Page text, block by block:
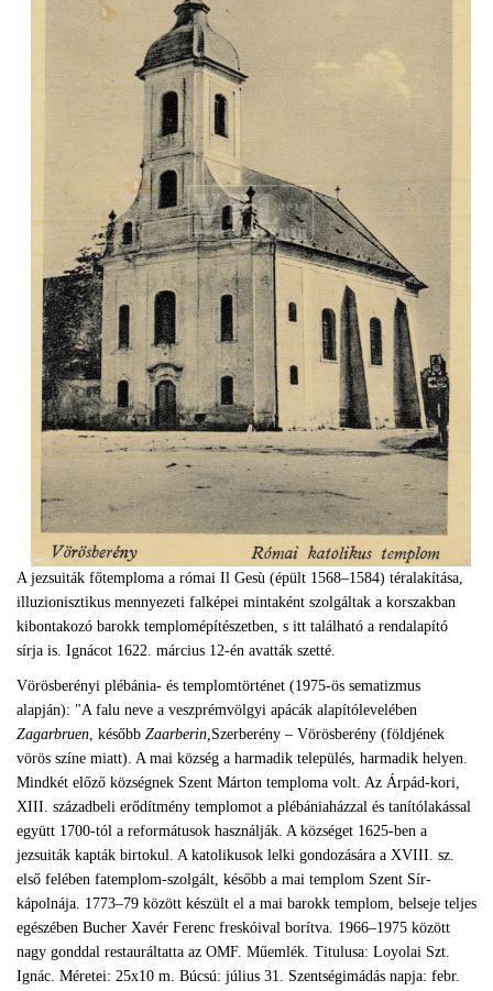
A jezsuiták főtemploma a római Il Gesù (épült 1568–1584) téralakítása,
illuzionisztikus mennyezeti falképei mintaként szolgáltak a korszakban
kibontakozó barokk templomépítészetben, s itt található a rendalapító
sírja is. Ignácot 1622. március 12-én avatták szetté.
Vörösberényi plébánia- és templomtörténet (1975-ös sematizmus
alapján): "A falu neve a veszprémvölgyi apácák alapítólevelében
Zagarbruen, később Zaarberin,Szerberény – Vörösberény (földjének
vörös színe miatt). A mai község a harmadik település, harmadik helyen.
Mindkét előző községnek Szent Márton temploma volt. Az Árpád-kori,
XIII. századbeli erődítmény templomot a plébániaházzal és tanítólakással
együtt 1700-tól a reformátusok használják. A községet 1625-ben a
jezsuiták kapták birtokul. A katolikusok lelki gondozására a XVIII. sz.
első felében fatemplom-szolgált, később a mai templom Szent Sír-
kápolnája. 1773–79 között készült el a mai barokk templom, belseje teljes
egészében Bucher Xavér Ferenc freskóival borítva. 1966–1975 között
nagy gonddal restauráltatta az OMF. Műemlék. Titulusa: Loyolai Szt.
Ignác. Méretei: 25x10 m. Búcsú: július 31. Szentségimádás napja: febr.